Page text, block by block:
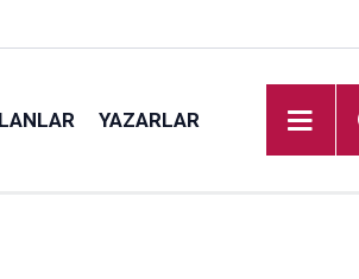
YAZARLAR